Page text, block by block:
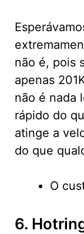
não é, pois
apenas
não é nada
rápido do
atinge a
do que
O
6.